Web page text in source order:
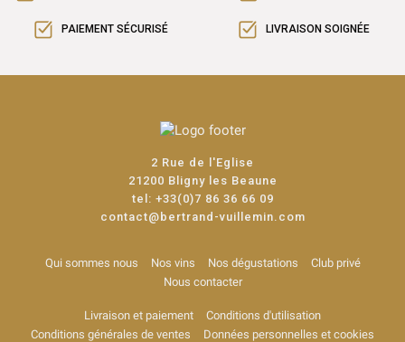
PAIEMENT SÉCURISÉ LIVRAISON SOIGNÉE
2 Rue de l'Eglise
21200 Bligny les Beaune
tel: +33(0)7 86 36 66 09
contact@bertrand-vuillemin.com
Qui sommes nous Nos vins Nos dégustations
Club privé
Nous contacter
Livraison et paiement
Conditions d'utilisation
Conditions générales de ventes
Données personnelles et cookies